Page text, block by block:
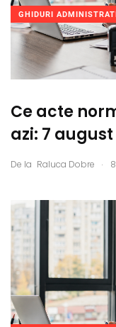
GHIDURI
Ce acte
azi: 7 august
De la Raluca Dobre .